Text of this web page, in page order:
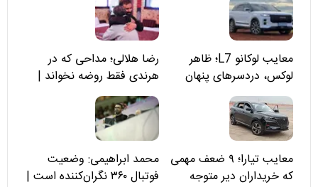
معایب لوکانو L7؛ ظاهر
لوکس، دردسرهای پنهان
رضا هلالی؛ مداحی که در
هرندی فقط روضه نخواند |
مسئولان «تکیه‌گاه آقا مرتضی
علی(ع)» را جدی‌تر ببینند
معایب تیارا؛ ۹ ضعف مهمی
که خریداران دیر متوجه
محمد ابراهیمی: وضعیت
فوتبال ۳۶۰ نگران‌کننده است |